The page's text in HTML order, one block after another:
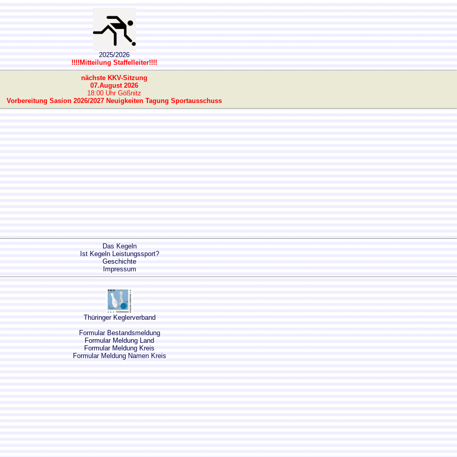
2025/2026
!!!!Mitteilung Staffelleiter!!!!
nächste KKV-Sitzung
07.August 2026
18:00 Uhr Gößnitz
Vorbereitung Sasion 2026/2027 Neuigkeiten Tagung Sportausschuss
Das Kegeln
Ist Kegeln Leistungssport?
Geschichte
Impressum
Thüringer Keglerverband
Formular Bestandsmeldung
Formular Meldung Land
Formular Meldung Kreis
Formular Meldung Namen Kreis